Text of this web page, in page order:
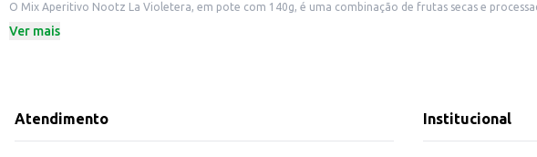
O Mix Aperitivo Nootz La Violetera, em pote com 140g, é uma combinação de frutas secas e processadas ideal para diversas ocasiões. Sua praticidade em formato de pote
empórios.
O Mix Aperitivo Nootz La Violetera proporciona uma experiência de consumo versátil e saborosa,
oferece uma opção prática e atrativa para quem busca um aperitivo saboroso e de fácil consumo.
Ver mais
Atendimento Institucional